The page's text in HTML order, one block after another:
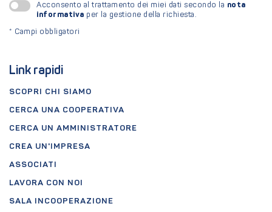
Link rapidi
SCOPRI CHI SIAMO
CERCA UNA COOPERATIVA
CERCA UN AMMINISTRATORE
CREA UN'IMPRESA
ASSOCIATI
LAVORA CON NOI
SALA INCOOPERAZIONE
Acconsento al trattamento dei miei dati secondo la nota
informativa per la gestione della richiesta.
* Campi obbligatori